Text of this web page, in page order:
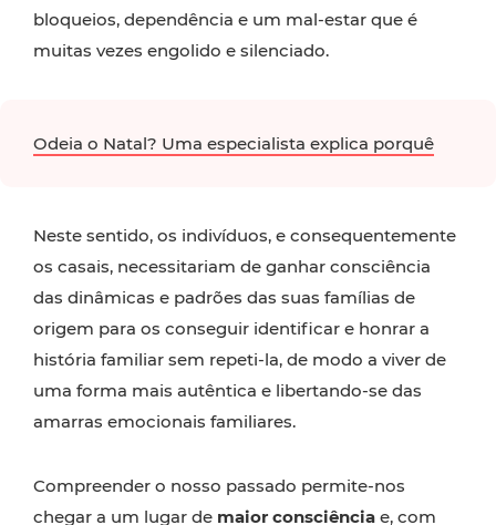
bloqueios, dependência e um mal-estar que é
muitas vezes engolido e silenciado.
Odeia o Natal? Uma especialista explica porquê
Neste sentido, os indivíduos, e consequentemente
os casais, necessitariam de ganhar consciência
das dinâmicas e padrões das suas famílias de
origem para os conseguir identificar e honrar a
história familiar sem repeti-la, de modo a viver de
uma forma mais autêntica e libertando-se das
amarras emocionais familiares.
Compreender o nosso passado permite-nos
chegar a um lugar de maior consciência e, com